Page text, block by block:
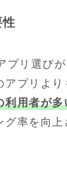
プリ選び
アプリより
利用者が多
グ率を向上